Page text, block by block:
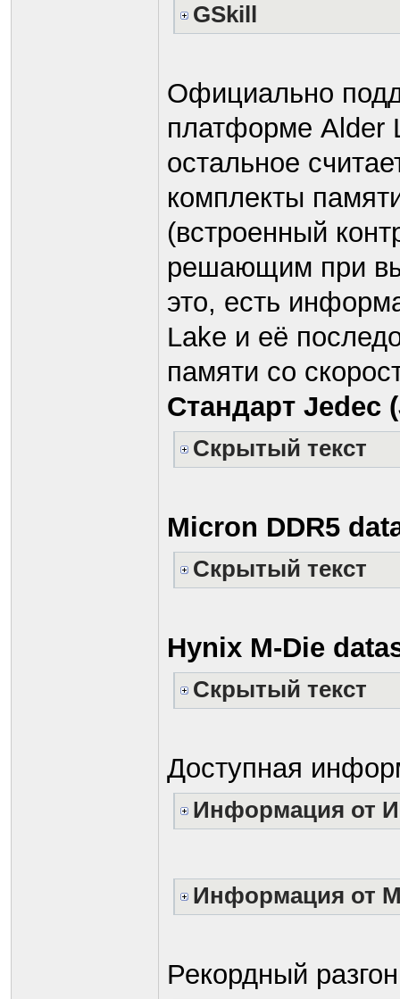
GSkill
Официально
платформе Alder
остальное
комплекты
(встроенный
решающим при
это, есть
Lake и её
памяти со
Стандарт Jedec
Скрытый текст
Micron DDR5
Скрытый текст
Hynix M-Die
Скрытый текст
Доступная
Информация от
Информация от
Рекордный